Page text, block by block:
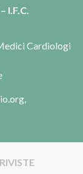
I.F.C.
Cardiologi
RIVISTE